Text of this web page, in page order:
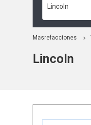
Lincoln
Masrefacciones
Lincoln